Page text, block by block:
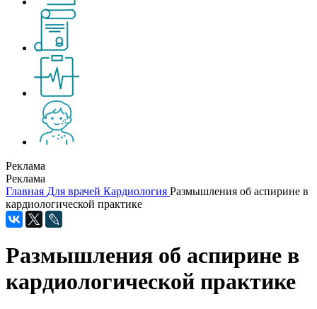
Реклама
Реклама
Главная Для врачей Кардиология Размышления об аспирине в
кардиологической практике
Размышления об аспирине в
кардиологической практике